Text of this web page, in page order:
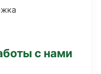
с нами